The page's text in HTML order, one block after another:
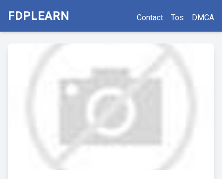
FDPLEARN Contact Tos DMCA